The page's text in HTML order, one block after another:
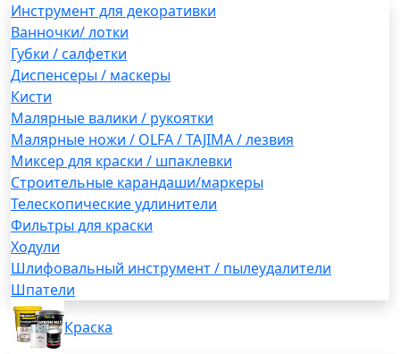
Инструмент для декоративки
Ванночки/ лотки
Губки / салфетки
Диспенсеры / маскеры
Кисти
Малярные валики / рукоятки
Малярные ножи / OLFA / TAJIMA / лезвия
Миксер для краски / шпаклевки
Строительные карандаши/маркеры
Телескопические удлинители
Фильтры для краски
Ходули
Шлифовальный инструмент / пылеудалители
Шпатели
Краска